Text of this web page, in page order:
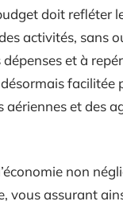
doit refléter
activités, sans
et à
facilitée
et des
non
vous assurant